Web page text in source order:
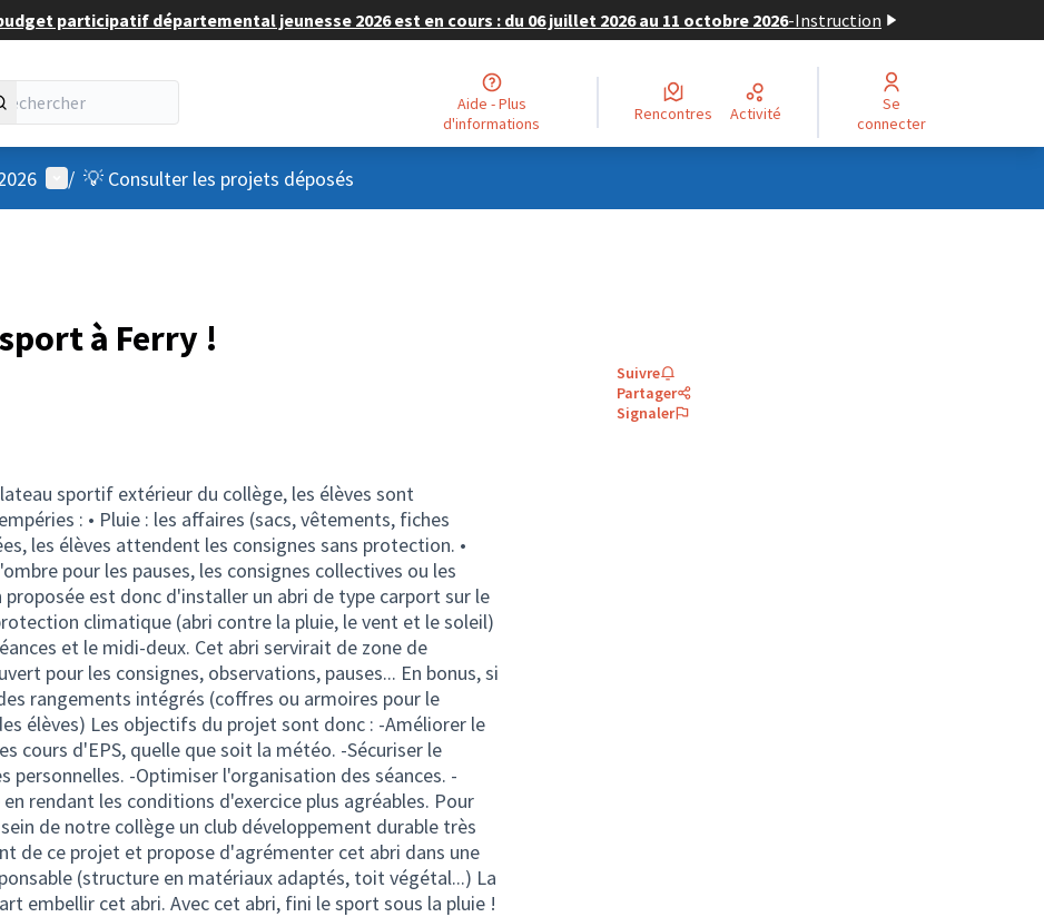
participatif départemental jeunesse 2026 est en cours : du 06 juillet 2026 au 11 octobre 2026-Instruction
Aide - Plus
d'informations
Rencontres Activité
Se
connecter
Menu utilisateur
/ 💡 Consulter les projets déposés
à Ferry !
sportif extérieur du collège, les élèves sont
: • Pluie : les affaires (sacs, vêtements, fiches
les élèves attendent les consignes sans protection. •
pour les pauses, les consignes collectives ou les
proposée est donc d'installer un abri de type carport sur le
climatique (abri contre la pluie, le vent et le soleil)
et le midi-deux. Cet abri servirait de zone de
pour les consignes, observations, pauses... En bonus, si
rangements intégrés (coffres ou armoires pour le
élèves) Les objectifs du projet sont donc : -Améliorer le
cours d'EPS, quelle que soit la météo. -Sécuriser le
-Optimiser l'organisation des séances. -
rendant les conditions d'exercice plus agréables. Pour
de notre collège un club développement durable très
de ce projet et propose d'agrémenter cet abri dans une
(structure en matériaux adaptés, toit végétal...) La
embellir cet abri. Avec cet abri, fini le sport sous la pluie !
Suivre
Partager
Signaler